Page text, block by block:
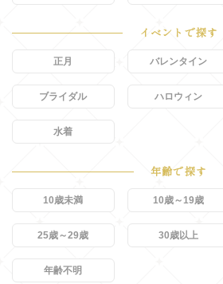
イベントで探す
正月 バレンタイン
ブライダル ハロウィン
水着
年齢で探す
10歳未満 10歳～19歳
25歳～29歳 30歳以上
年齢不明